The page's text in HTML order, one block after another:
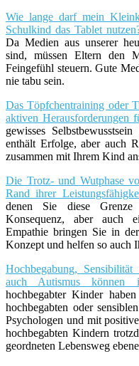
Wie lange darf mein
Schulkind das Tablet
Da Medien aus unserer
sind, müssen Eltern den
Feingefühl steuern. Gute
nie tabu sein.
Das Töpfchentraining oder
aktiven Herausforderungen
gewisses
enthält Erfolge, aber auch
zusammen mit Ihrem Kind
Die Trotz- und Wutphase
Rand ihrer
denen Sie diese
Konsequenz, aber auch
Empathie bringen Sie in
Konzept und helfen so auch
Hochbegabung,
auch Autismus können
hochbegabter Kinder
hochbegabten oder
Psychologen und mit
hochbegabten Kindern
geordneten Lebensweg